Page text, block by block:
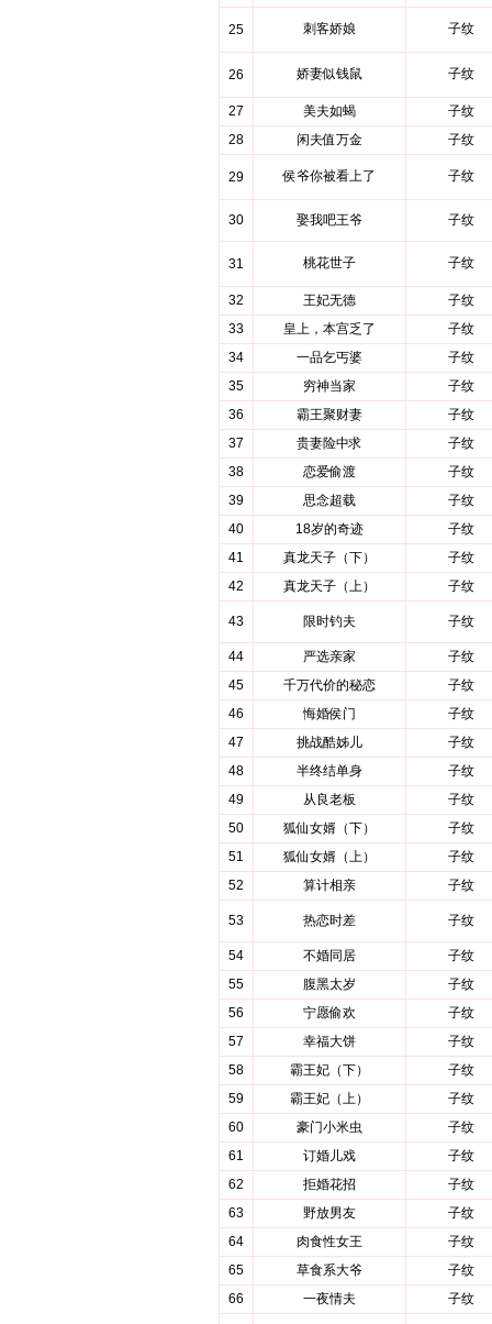
25 刺客娇娘 子纹
26 娇妻似钱鼠 子纹
27 美夫如蝎
子纹
28
闲夫值万金 子纹
29 侯爷你被看上了 子纹
30 娶我吧王爷 子纹
31 桃花世子 子纹
32 王妃无德
子纹
33
皇上，本宫乏了
子纹
34
一品乞丐婆
子纹
35
穷神当家
子纹
36
霸王聚财妻
子纹
37
贵妻险中求
子纹
38
恋爱偷渡
子纹
39
思念超载
子纹
40
18岁的奇迹
子纹
41
真龙天子（下）
子纹
42
真龙天子（上） 子纹
43 限时钓夫 子纹
44 严选亲家
子纹
45
千万代价的秘恋
子纹
46
悔婚侯门
子纹
47
挑战酷姊儿
子纹
48
半终结单身
子纹
49
从良老板
子纹
50
狐仙女婿（下）
子纹
51
狐仙女婿（上）
子纹
52
算计相亲 子纹
53 热恋时差 子纹
54 不婚同居
子纹
55
腹黑太岁
子纹
56
宁愿偷欢
子纹
57
幸福大饼
子纹
58
霸王妃（下）
子纹
59
霸王妃（上）
子纹
60
豪门小米虫
子纹
61
订婚儿戏
子纹
62
拒婚花招
子纹
63
野放男友
子纹
64
肉食性女王
子纹
65
草食系大爷
子纹
66
一夜情夫 子纹